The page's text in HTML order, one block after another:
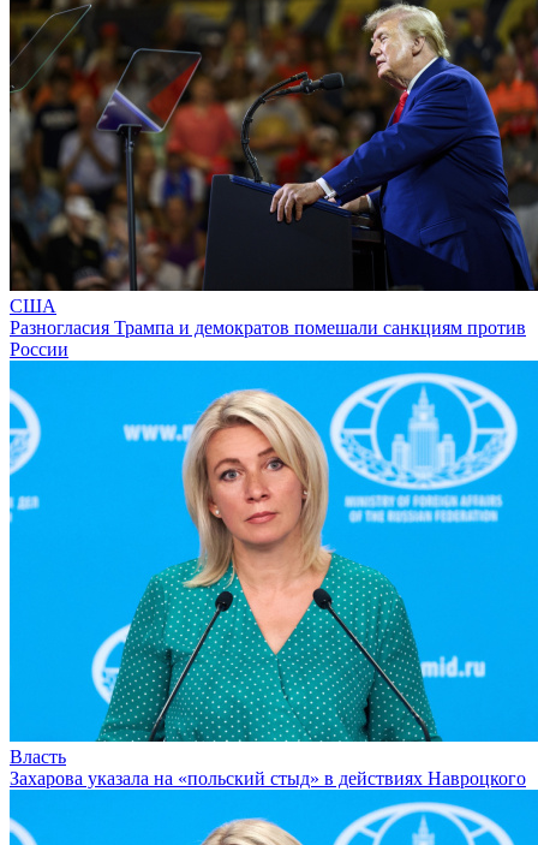
США
Разногласия Трампа и демократов помешали санкциям против
России
Власть
Захарова указала на «польский стыд» в действиях Навроцкого